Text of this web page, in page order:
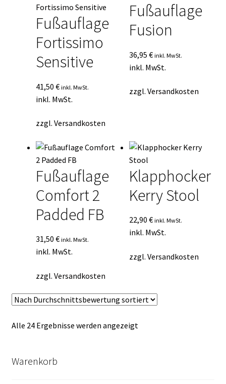
Fußauflage
Fortissimo
Sensitive
41,50 € inkl. MwSt.
inkl. MwSt.
zzgl. Versandkosten
Fußauflage
Fusion
36,95€ inkl. MwSt.
inkl. MwSt.
zzgl.Versandkosten
Fußauflage
Comfort 2
Padded FB
31,50 € inkl. MwSt.
inkl. MwSt.
zzgl. Versandkosten
Klapphocker
Kerry Stool
22,90€ inkl. MwSt.
inkl. MwSt.
zzgl.Versandkosten
Alle 24 Ergebnisse werden angezeigtNach
Warenkorb